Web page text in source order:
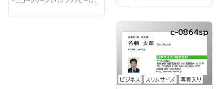
ビジネス スリムサイズ 写真入り
c-0864sp